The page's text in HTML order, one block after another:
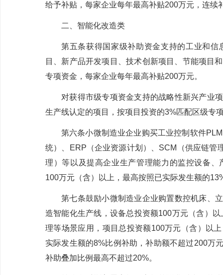
给予补贴，每家企业每年最高补贴200万元，连续
二、智能化改造类
第五条获得国家级补助资金支持的工业和
目、新产品开发项目、技术创新项目、节能项目和
专项资金，每家企业每年最高补贴200万元。
对获得市级专项资金支持的战略性新兴产业
生产线认定的项目，按项目投资的3%匹配区级专
第六条小微制造业企业购买工业控制软件PLM
统）、
ERP （企业资源计划）、 SCM
（供应链管
理）等以及提高企业生产管理能力的监控设备
100万元（含）以上，最高按照已实际发生额的
第七条鼓励小微制造业企业购置数控机床、
造智能化生产线，设备总投资额100万元（含）
理等场景应用，项目总投资额100万元（含）以
实际发生额的8%比例补助，补助额不超过200万
补助叠加比例最高不超过20%。